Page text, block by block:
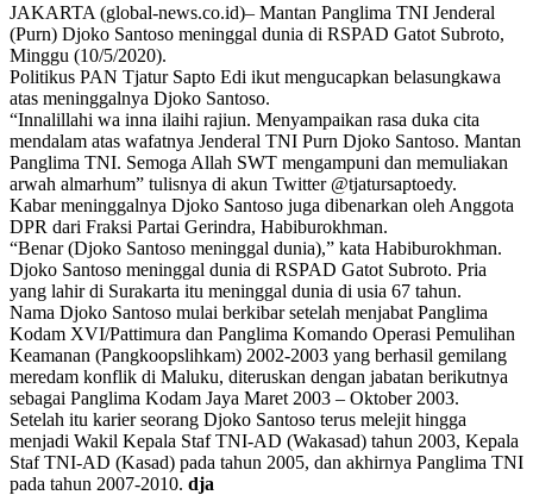
JAKARTA (global-news.co.id)– Mantan Panglima TNI Jenderal
(Purn) Djoko Santoso meninggal dunia di RSPAD Gatot Subroto,
Minggu (10/5/2020).
Politikus PAN Tjatur Sapto Edi ikut mengucapkan belasungkawa
atas meninggalnya Djoko Santoso.
“Innalillahi wa inna ilaihi rajiun. Menyampaikan rasa duka cita
mendalam atas wafatnya Jenderal TNI Purn Djoko Santoso. Mantan
Panglima TNI. Semoga Allah SWT mengampuni dan memuliakan
arwah almarhum” tulisnya di akun Twitter @tjatursaptoedy.
Kabar meninggalnya Djoko Santoso juga dibenarkan oleh Anggota
DPR dari Fraksi Partai Gerindra, Habiburokhman.
“Benar (Djoko Santoso meninggal dunia),” kata Habiburokhman.
Djoko Santoso meninggal dunia di RSPAD Gatot Subroto. Pria
yang lahir di Surakarta itu meninggal dunia di usia 67 tahun.
Nama Djoko Santoso mulai berkibar setelah menjabat Panglima
Kodam XVI/Pattimura dan Panglima Komando Operasi Pemulihan
Keamanan (Pangkoopslihkam) 2002-2003 yang berhasil gemilang
meredam konflik di Maluku, diteruskan dengan jabatan berikutnya
sebagai Panglima Kodam Jaya Maret 2003 – Oktober 2003.
Setelah itu karier seorang Djoko Santoso terus melejit hingga
menjadi Wakil Kepala Staf TNI-AD (Wakasad) tahun 2003, Kepala
Staf TNI-AD (Kasad) pada tahun 2005, dan akhirnya Panglima TNI
pada tahun 2007-2010. dja